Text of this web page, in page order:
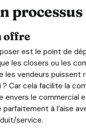
processus
offre
est le point de
les closers ou les
les vendeurs
? Car cela facilite la
envers le commercial
à l’aise
service.